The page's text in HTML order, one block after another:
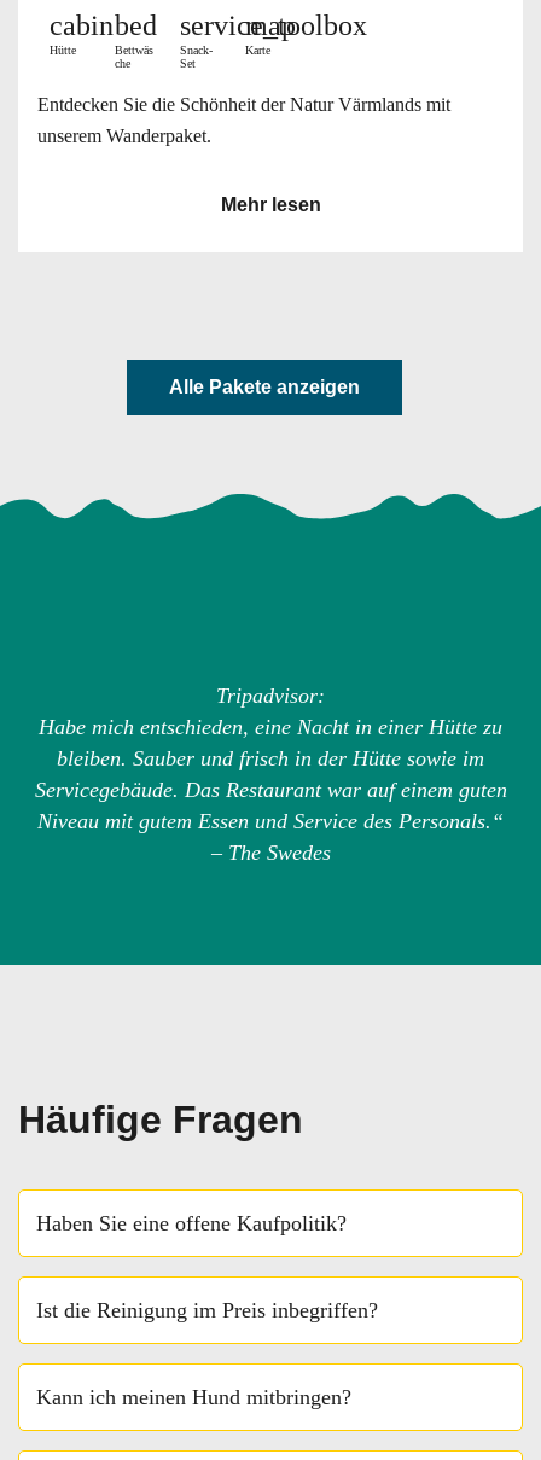
cabin
Hütte
bed
Bettwäs
che
service_toolbox
Snack-
Set
map
Karte
Entdecken Sie die Schönheit der Natur Värmlands mit
unserem Wanderpaket.
Mehr lesen
Alle Pakete anzeigen
Tripadvisor:
Habe mich entschieden, eine Nacht in einer Hütte zu
bleiben. Sauber und frisch in der Hütte sowie im
Servicegebäude. Das Restaurant war auf einem guten
Niveau mit gutem Essen und Service des Personals.“
– The Swedes
Häufige Fragen
Haben Sie eine offene Kaufpolitik?
Ist die Reinigung im Preis inbegriffen?
Kann ich meinen Hund mitbringen?